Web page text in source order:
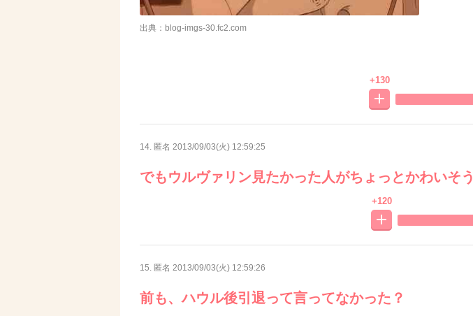
出典：blog-imgs-30.fc2.com
+130
14. 匿名 2013/09/03(火) 12:59:25
でもウルヴァリン見たかった人がちょっとかわいそう
+120
15. 匿名 2013/09/03(火) 12:59:26
前も、ハウル後引退って言ってなかった？